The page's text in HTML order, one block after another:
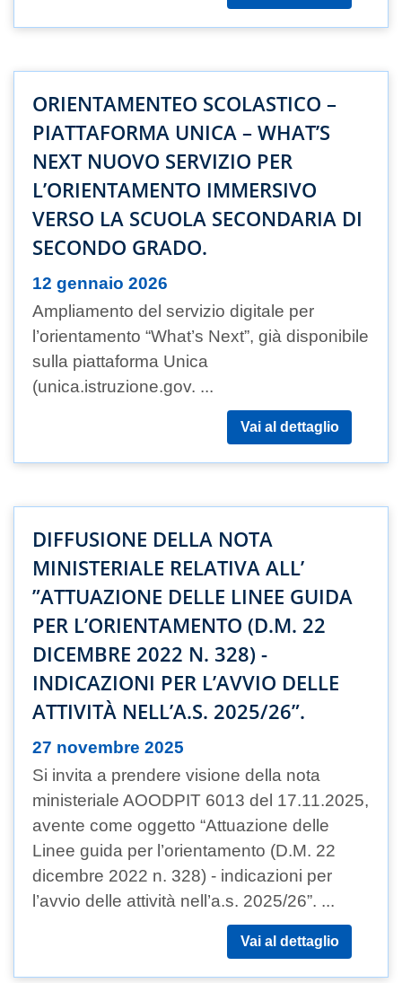
ORIENTAMENTEO SCOLASTICO –
PIATTAFORMA UNICA – WHAT’S
NEXT NUOVO SERVIZIO PER
L’ORIENTAMENTO IMMERSIVO
VERSO LA SCUOLA SECONDARIA DI
SECONDO GRADO.
12 gennaio 2026
Ampliamento del servizio digitale per
l’orientamento “What’s Next”, già disponibile
sulla piattaforma Unica
(unica.istruzione.gov. ...
Vai al dettaglio
DIFFUSIONE DELLA NOTA
MINISTERIALE RELATIVA ALL’
”ATTUAZIONE DELLE LINEE GUIDA
PER L’ORIENTAMENTO (D.M. 22
DICEMBRE 2022 N. 328) -
INDICAZIONI PER L’AVVIO DELLE
ATTIVITÀ NELL’A.S. 2025/26”.
27 novembre 2025
Si invita a prendere visione della nota
ministeriale AOODPIT 6013 del 17.11.2025,
avente come oggetto “Attuazione delle
Linee guida per l’orientamento (D.M. 22
dicembre 2022 n. 328) - indicazioni per
l’avvio delle attività nell’a.s. 2025/26”. ...
Vai al dettaglio